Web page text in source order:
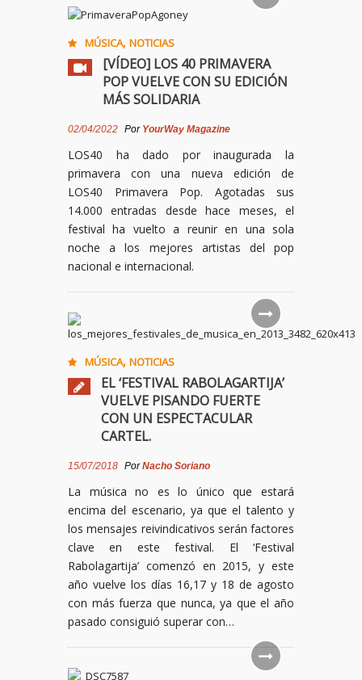
MÚSICA, NOTICIAS
[VÍDEO] LOS 40 PRIMAVERA
POP VUELVE CON SU EDICIÓN
MÁS SOLIDARIA
02/04/2022 Por YourWay Magazine
LOS40 ha dado por inaugurada la
primavera con una nueva edición de
LOS40 Primavera Pop. Agotadas sus
14.000 entradas desde hace meses, el
festival ha vuelto a reunir en una sola
noche a los mejores artistas del pop
nacional e internacional.
MÚSICA, NOTICIAS
EL ‘FESTIVAL RABOLAGARTIJA’
VUELVE PISANDO FUERTE
CON UN ESPECTACULAR
CARTEL.
15/07/2018 PorNacho Soriano
La música no es lo único que estará
encima del escenario, ya que el talento y
los mensajes reivindicativos serán factores
clave en este festival. El ‘Festival
Rabolagartija’ comenzó en 2015, y este
año vuelve los días 16,17 y 18 de agosto
con más fuerza que nunca, ya que el año
pasado consiguió superar con…